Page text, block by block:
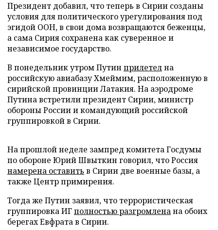
Президент добавил, что теперь в Сирии созданы
условия для политического урегулирования под
эгидой ООН, в свои дома возвращаются беженцы,
а сама Сирия сохранена как суверенное и
независимое государство.
В понедельник утром Путин прилетелна
российскую авиабазу Хмеймим, расположенную в
сирийской провинции Латакия. На аэродроме
Путина встретили президент Сирии, министр
обороны России и командующий российской
группировкой в Сирии.
На прошлой неделе зампред комитета Госдумы
по обороне Юрий Швыткин говорил, что Россия
намерена оставить в Сирии две военные базы, а
также Центр примирения.
Тогда же Путин заявил, что террористическая
группировка ИГполностью разгромленана обоих
берегах Евфрата в Сирии.